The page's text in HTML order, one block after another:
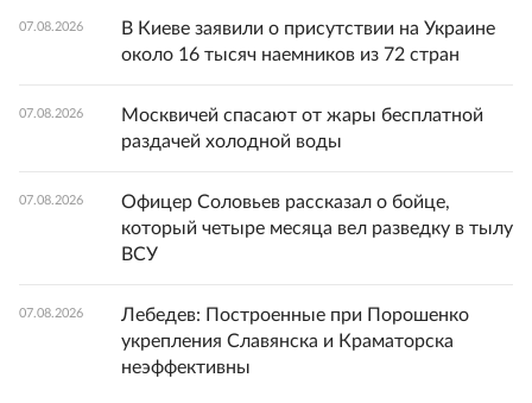
07.08.2026
В Киеве заявили о присутствии на Украине
около 16 тысяч наемников из 72 стран
07.08.2026
Москвичей спасают от жары бесплатной
раздачей холодной воды
07.08.2026
Офицер Соловьев рассказал о бойце,
который четыре месяца вел разведку в тылу
ВСУ
07.08.2026
Лебедев: Построенные при Порошенко
укрепления Славянска и Краматорска
неэффективны